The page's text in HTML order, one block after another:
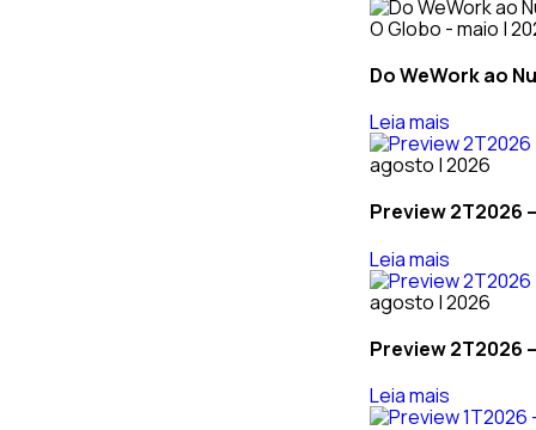
O Globo - maio |
Do WeWork ao
Leia mais
agosto | 2026
Preview 2T2026
Leia mais
agosto | 2026
Preview 2T2026
Leia mais